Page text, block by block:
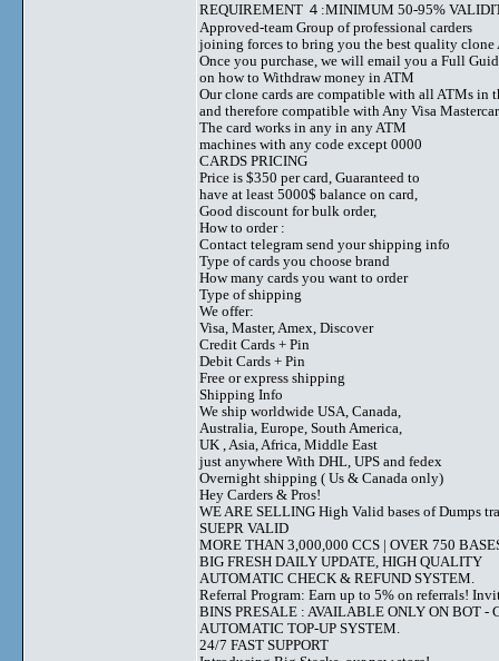
REQUIREMENT ４:MINIMUM 50-95%
Approved-team Group of professional carders
joining forces to bring you the best quality clone
Once you purchase, we will email you a Full
on how to Withdraw money in ATM
Our clone cards are compatible with all ATMs in
and therefore compatible with Any Visa
The card works in any in any ATM
machines with any code except 0000
CARDS PRICING
Price is $350 per card, Guaranteed to
have at least 5000$ balance on card,
Good discount for bulk order,
How to order :
Contact telegram send your shipping info
Type of cards you choose brand
How many cards you want to order
Type of shipping
We offer:
Visa, Master, Amex, Discover
Credit Cards + Pin
Debit Cards + Pin
Free or express shipping
Shipping Info
We ship worldwide USA, Canada,
Australia, Europe, South America,
UK , Asia, Africa, Middle East
just anywhere With DHL, UPS and fedex
Overnight shipping ( Us & Canada only)
Hey Carders & Pros!
WE ARE SELLING High Valid bases of Dumps
SUEPR VALID
MORE THAN 3,000,000 CCS | OVER 750
BIG FRESH DAILY UPDATE, HIGH QUALITY
AUTOMATIC CHECK & REFUND SYSTEM.
Referral Program: Earn up to 5% on referrals!
BINS PRESALE : AVAILABLE ONLY ON BOT -
AUTOMATIC TOP-UP SYSTEM.
24/7 FAST SUPPORT